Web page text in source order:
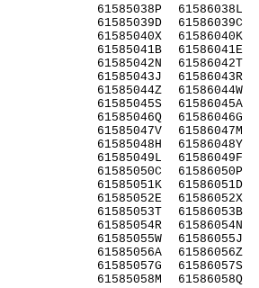
61585038P
61585039D
61585040X
61585041B
61585042N
61585043J
61585044Z
61585045S
61585046Q
61585047V
61585048H
61585049L
61585050C
61585051K
61585052E
61585053T
61585054R
61585055W
61585056A
61585057G
61585058M
61586038L
61586039C
61586040K
61586041E
61586042T
61586043R
61586044W
61586045A
61586046G
61586047M
61586048Y
61586049F
61586050P
61586051D
61586052X
61586053B
61586054N
61586055J
61586056Z
61586057S
61586058Q